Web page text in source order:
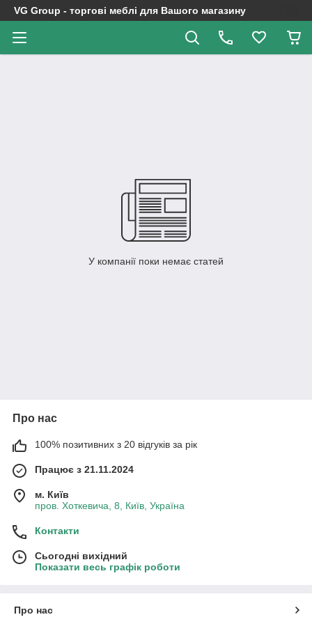
VG Group - торгові меблі для Вашого магазину
У компанії поки немає статей
Про нас
100% позитивних з 20 відгуків за рік
Працює з 21.11.2024
м. Київ
пров. Хоткевича, 8, Київ, Україна
Контакти
Сьогодні вихідний
Показати весь графік роботи
Про нас